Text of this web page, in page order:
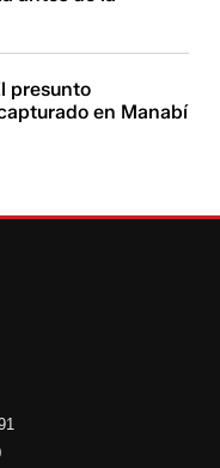
presunto
en Manabí